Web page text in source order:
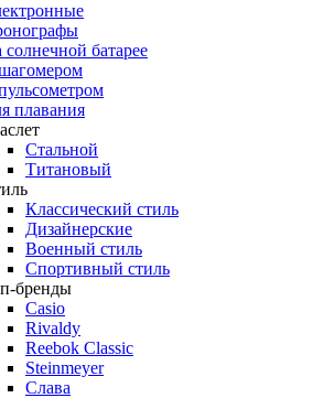
батарее
плавания
Стальной
Титановый
Классический стиль
Дизайнерские
Военный стиль
Спортивный стиль
бренды
Casio
Rivaldy
Reebok Classic
Steinmeyer
Слава